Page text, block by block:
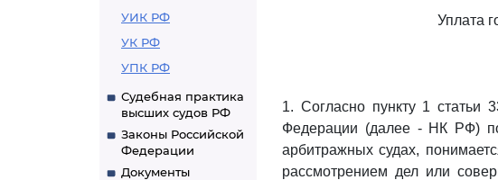
УИК РФ
УК РФ
УПК РФ
Судебная практика
высших судов РФ
Законы Российской
Федерации
Документы
Уплата
1. Согласно пункту 1 статьи
Федерации (далее - НК РФ)
арбитражных судах,
рассмотрением дел или